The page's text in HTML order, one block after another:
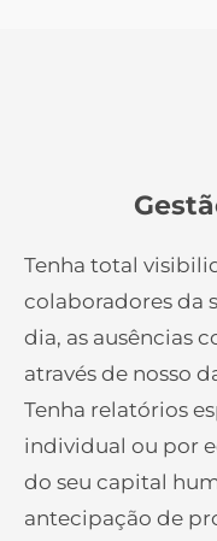
Tenha total
colaboradores da
dia, as ausências
através de nosso
Tenha relatórios
individual ou por
do seu capital
antecipação de